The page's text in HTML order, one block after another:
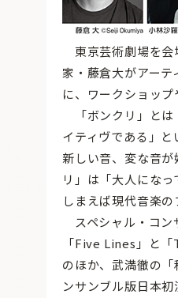
東京芸術劇場を会
家・藤倉大がアー
に、ワークショッ
「ボンクリ」とは
イティヴである」
新しい音、変な音
リ」は「大人にな
しまえば現代音楽
スペシャル・コン
「Five Lines」と
のほか、武満徹の
ンサンブル版日本